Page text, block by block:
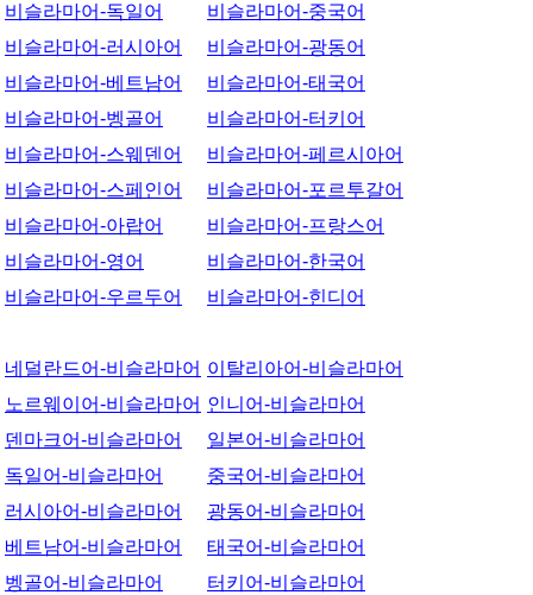
비슬라마어-독일어
비슬라마어-러시아어
비슬라마어-베트남어
비슬라마어-벵골어
비슬라마어-스웨덴어
비슬라마어-스페인어
비슬라마어-아랍어
비슬라마어-영어
비슬라마어-우르두어
비슬라마어-중국어
비슬라마어-광동어
비슬라마어-태국어
비슬라마어-터키어
비슬라마어-페르시아어
비슬라마어-포르투갈어
비슬라마어-프랑스어
비슬라마어-한국어
비슬라마어-힌디어
네덜란드어-비슬라마어
노르웨이어-비슬라마어
덴마크어-비슬라마어
독일어-비슬라마어
러시아어-비슬라마어
베트남어-비슬라마어
벵골어-비슬라마어
이탈리아어-비슬라마어
인니어-비슬라마어
일본어-비슬라마어
중국어-비슬라마어
광동어-비슬라마어
태국어-비슬라마어
터키어-비슬라마어